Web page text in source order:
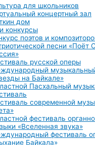
для школьников
концертный зал
дом
конкурсы
поэтов и
песни «Поёт
русской оперы
на Байкале»
Пасхальный
современной
фестиваль
«Вселенная звука»
фестиваль
Байкала»